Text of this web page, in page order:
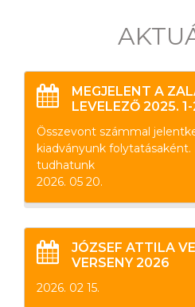
MEGJELENT A
LEVELEZŐ 2025.
Összevont számmal
kiadványunk
tudhatunk
2026. 05 20.
JÓZSEF ATTILA
VERSENY 2026
2026. 02 15.